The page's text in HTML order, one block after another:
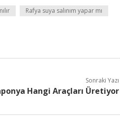
Rafya suya salınım yapar mı
Sonraki Yazı
Hangi Araçları Üretiyor